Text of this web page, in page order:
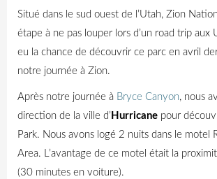
Situé dans le sud ouest de l’Utah, Zion
étape à ne pas louper lors d’un road trip aux
eu la chance de découvrir ce parc en avril
notre journée à Zion.
Après notre journée à Bryce Canyon, nous
direction de la ville d’ Hurricane pour
Park. Nous avons logé 2 nuits dans le motel
Area. L’avantage de ce motel était la
(30 minutes en voiture).